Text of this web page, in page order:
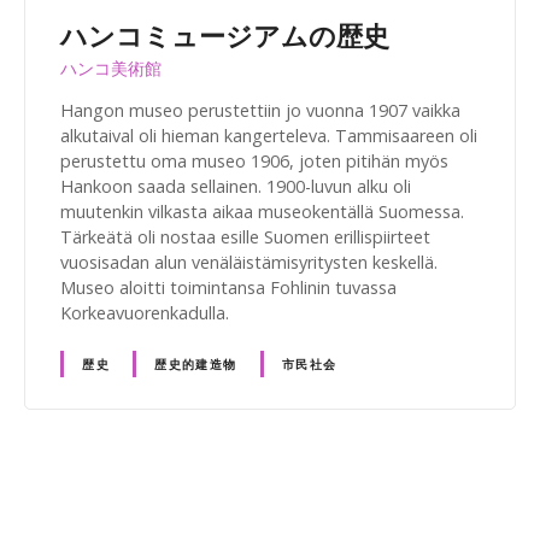
ハンコミュージアムの歴史
ハンコ美術館
Hangon museo perustettiin jo vuonna 1907 vaikka
alkutaival oli hieman kangerteleva. Tammisaareen oli
perustettu oma museo 1906, joten pitihän myös
Hankoon saada sellainen. 1900-luvun alku oli
muutenkin vilkasta aikaa museokentällä Suomessa.
Tärkeätä oli nostaa esille Suomen erillispiirteet
vuosisadan alun venäläistämisyritysten keskellä.
Museo aloitti toimintansa Fohlinin tuvassa
Korkeavuorenkadulla.
歴史 歴史的建造物 市民社会